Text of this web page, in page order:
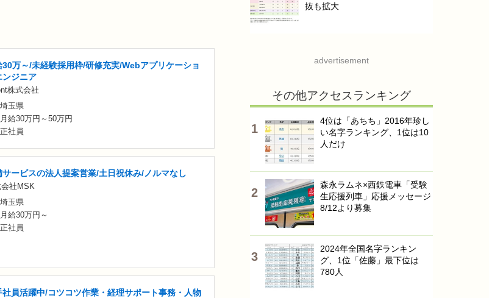
30万～/未経験採用枠/研修充実/Webアプリケーショ
ンジニア
株式会社
埼玉県
月給30万円～50万円
正社員
サービスの法人提案営業/土日祝休み/ノルマなし
社MSK
埼玉県
月給30万円～
正社員
社員活躍中/コツコツ作業・経理サポート事務・人物
抜も拡大
advertisement
その他アクセスランキング
4位は「あちち」2016年珍し
い名字ランキング、1位は10
人だけ
森永ラムネ×西鉄電車「受験
生応援列車」応援メッセージ
8/12より募集
2024年全国名字ランキン
グ、1位「佐藤」最下位は
780人